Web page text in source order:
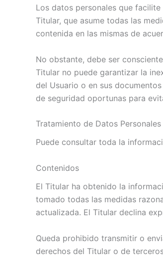
Los datos personales que
Titular, que asume todas las
contenida en las mismas de
No obstante, debe ser
Titular no puede garantizar la
del Usuario o en sus
de seguridad oportunas para
Tratamiento de Datos Personales
Puede consultar toda la
Contenidos
El Titular ha obtenido la
tomado todas las medidas
actualizada. El Titular declina
Queda prohibido transmitir o
derechos del Titular o de